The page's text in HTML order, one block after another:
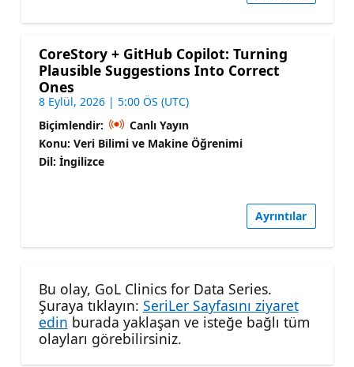
CoreStory + GitHub Copilot: Turning
Plausible Suggestions Into Correct
Ones
8 Eylül, 2026 | 5:00 ÖS (UTC)
Biçimlendir:
Canlı Yayın
Konu: Veri Bilimi ve Makine Öğrenimi
Dil: İngilizce
Ayrıntılar
Bu olay, GoL Clinics for Data Series.
Şuraya tıklayın: SeriLer Sayfasını ziyaret
edin burada yaklaşan ve isteğe bağlı tüm
olayları görebilirsiniz.